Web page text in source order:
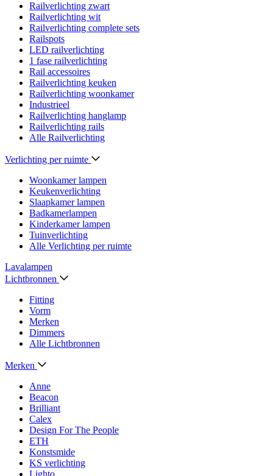
Railverlichting zwart
Railverlichting wit
Railverlichting complete sets
Railspots
LED railverlichting
1 fase railverlichting
Rail accessoires
Railverlichting keuken
Railverlichting woonkamer
Industrieel
Railverlichting hanglamp
Railverlichting rails
Alle Railverlichting
Verlichting per ruimte
Woonkamer lampen
Keukenverlichting
Slaapkamer lampen
Badkamerlampen
Kinderkamer lampen
Tuinverlichting
Alle Verlichting per ruimte
Lavalampen
Lichtbronnen
Fitting
Vorm
Merken
Dimmers
Alle Lichtbronnen
Merken
Anne
Beacon
Brilliant
Calex
Design For The People
ETH
Konstsmide
KS verlichting
Lighto